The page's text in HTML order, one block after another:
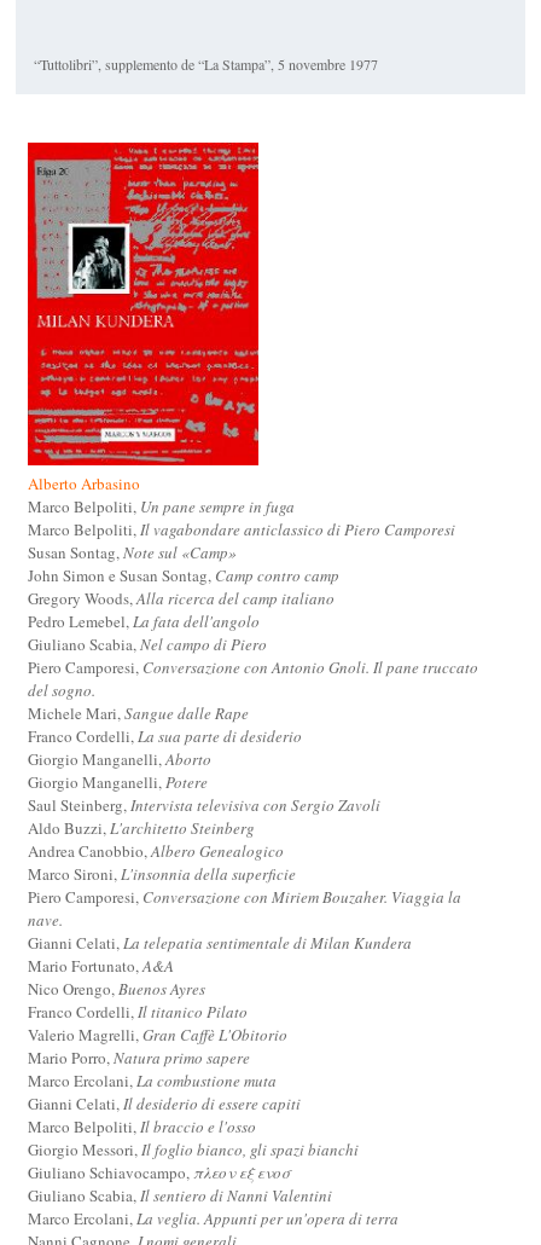
“Tuttolibri”, supplemento de “La Stampa”, 5 novembre 1977
Alberto Arbasino
Marco Belpoliti, Un pane sempre in fuga
Marco Belpoliti,Il vagabondare anticlassico di Piero Camporesi
Susan Sontag,Note sul «Camp»
John Simon e Susan Sontag, Camp contro camp
Gregory Woods,Alla ricerca del camp italiano
Pedro Lemebel,La fata dell'angolo
Giuliano Scabia,Nel campo di Piero
Piero Camporesi, Conversazione con Antonio Gnoli. Il pane truccato
del sogno.
Michele Mari,Sangue dalle Rape
Franco Cordelli,La sua parte di desiderio
Giorgio Manganelli,Aborto
Giorgio Manganelli,Potere
Saul Steinberg,Intervista televisiva con Sergio Zavoli
Aldo Buzzi,L'architetto Steinberg
Andrea Canobbio,Albero Genealogico
Marco Sironi,L'insonnia della superficie
Piero Camporesi, Conversazione con Miriem Bouzaher. Viaggia la
nave.
Gianni Celati,La telepatia sentimentale di Milan Kundera
Mario Fortunato,A&A
Nico Orengo,Buenos Ayres
Franco Cordelli,Il titanico Pilato
Valerio Magrelli,Gran Caffè L'Obitorio
Mario Porro,Natura primo sapere
Marco Ercolani,La combustione muta
Gianni Celati,Il desiderio di essere capiti
Marco Belpoliti,Il braccio e l'osso
Giorgio Messori,Il foglio bianco, gli spazi bianchi
Giuliano Schiavocampo,πλεον εξ ενοσ
Giuliano Scabia,Il sentiero di Nanni Valentini
Marco Ercolani,La veglia. Appunti per un'opera di terra